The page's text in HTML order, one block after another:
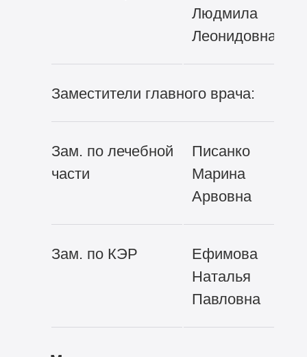
Людмила
Леонидовна
Заместители главного врача:
Зам. по лечебной
части
Писанко
Марина
Арвовна
Зам. по КЭР
Ефимова
Наталья
Павловна